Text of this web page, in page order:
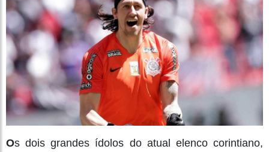
Os dois grandes ídolos do atual elenco corintiano,